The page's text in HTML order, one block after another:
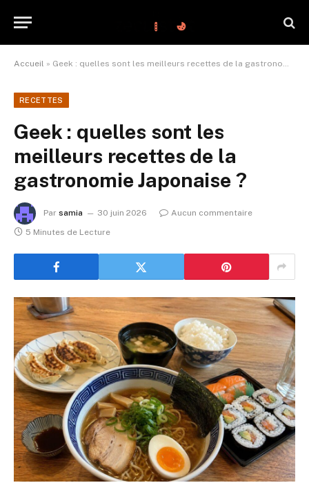
Accueil » Geek : quelles sont les meilleurs recettes de la gastronomie Japonaise ?
RECETTES
Geek : quelles sont les
meilleurs recettes de la
gastronomie Japonaise ?
Par samia 30 juin 2026
Aucun commentaire
5 Minutes de Lecture